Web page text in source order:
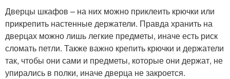
Дверцы шкафов – на них можно приклеить крючки или
прикрепить настенные держатели. Правда хранить на
дверцах можно лишь легкие предметы, иначе есть риск
сломать петли. Также важно крепить крючки и держатели
так, чтобы они сами и предметы, которые они держат, не
упирались в полки, иначе дверца не закроется.